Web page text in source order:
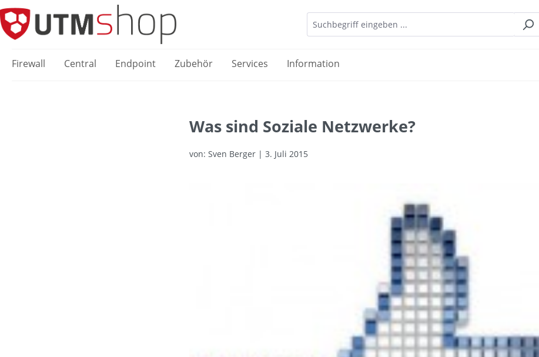
Zur Hauptnavigation springen
Firewall Central Endpoint Zubehör Services Information
Was sind Soziale Netzwerke?
von: Sven Berger | 3. Juli 2015